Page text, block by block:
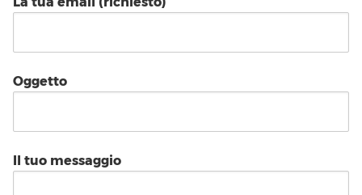
Oggetto
Il tuo messaggio